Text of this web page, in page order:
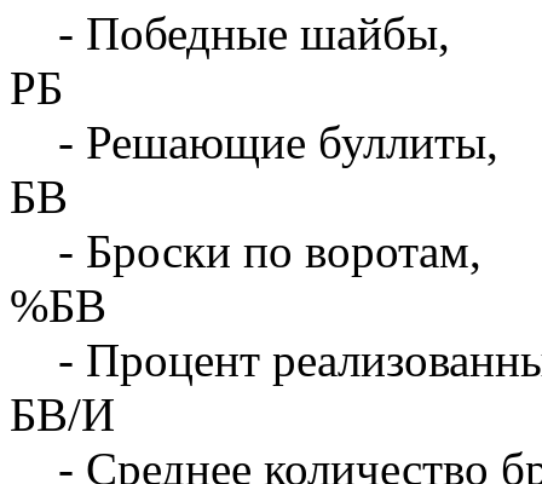
- Победные шайбы,
РБ
- Решающие буллиты,
БВ
- Броски по воротам,
%БВ
- Процент
БВ/И
- Среднее количество